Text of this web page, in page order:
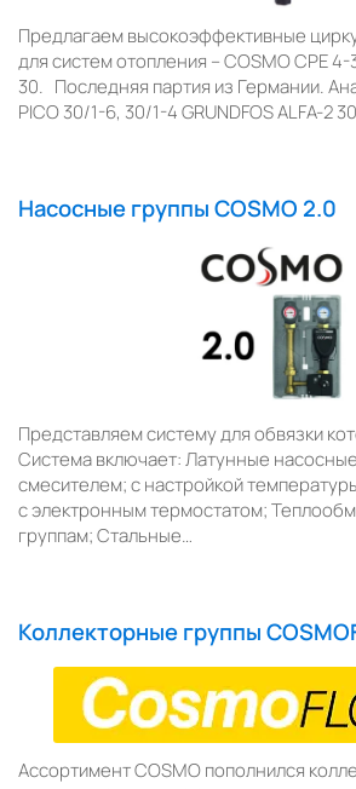
Предлагаем высокоэффективные
для систем отопления – COSMO CPE
30. Последняя партия из Германии.
PICO 30/1-6, 30/1-4 GRUNDFOS ALFA-2
Насосные группы COSMO 2.0
Представляем систему для обвязки
Система включает: Латунные
смесителем; с настройкой
с электронным термостатом;
группам; Стальные…
Коллекторные группы
Ассортимент COSMO пополнился